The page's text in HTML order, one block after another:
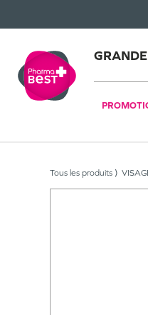
Tous les produits